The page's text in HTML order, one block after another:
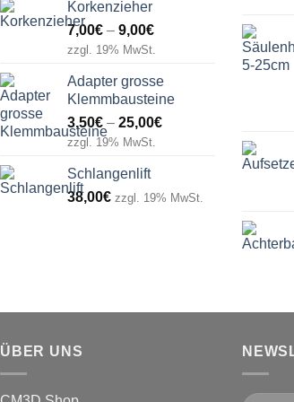
Korkenzieher
7,00€ – 9,00€Preisspanne:
9,00€
zzgl. 19% MwSt.
Adapter grosse
Klemmbausteine
3,50€ – 25,00€Preisspanne:
zzgl. 19% MwSt.
Schlangenlift
38,00€ zzgl. 19% MwSt.
ÜBER UNS